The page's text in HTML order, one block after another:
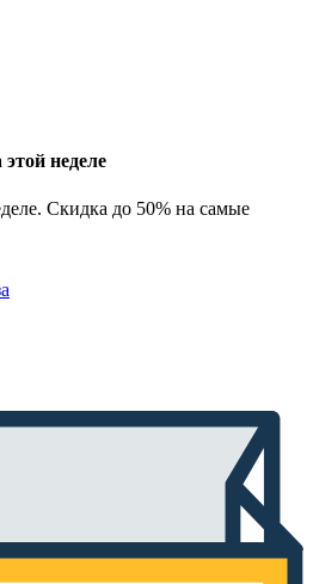
неделе
Скидка до 50% на самые